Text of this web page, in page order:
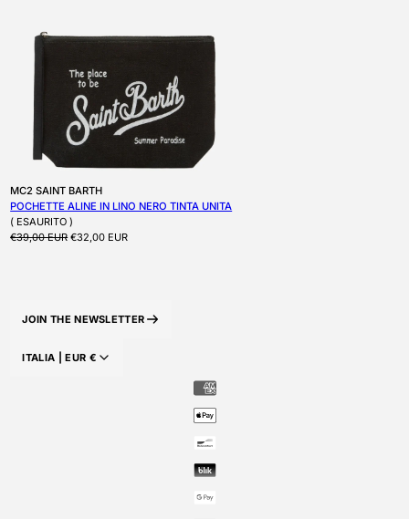
Produttore:
MC2 SAINT BARTH
POCHETTE ALINE IN LINO NERO TINTA UNITA
( ESAURITO )
Prezzo di listino
€39,00 EUR Prezzo scontato
€32,00 EUR
JOIN THE NEWSLETTER
PAESE/AREA GEOGRAFICA:
ITALIA |EUR €